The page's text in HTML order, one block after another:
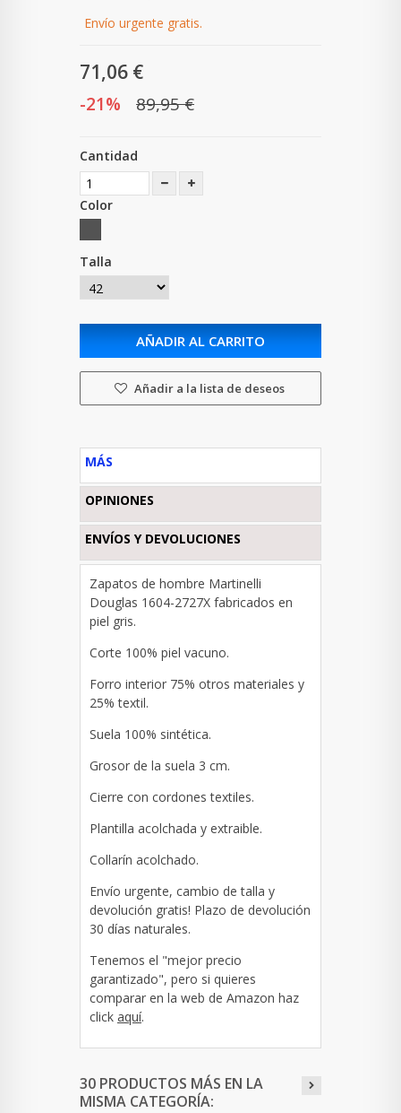
Envío urgente gratis.
71,06 €
-21% 89,95 €
Cantidad
Color
Talla
AÑADIR AL CARRITO
Añadir a la lista de deseos
MÁS
OPINIONES
ENVÍOS Y DEVOLUCIONES
Zapatos de hombre Martinelli
Douglas 1604-2727X fabricados en
piel gris.
Corte 100% piel vacuno.
Forro interior 75% otros materiales y
25% textil.
Suela 100% sintética.
Grosor de la suela 3 cm.
Cierre con cordones textiles.
Plantilla acolchada y extraible.
Collarín acolchado.
Envío urgente, cambio de talla y
devolución gratis! Plazo de devolución
30 días naturales.
Tenemos el "mejor precio
garantizado", pero si quieres
comparar en la web de Amazon haz
click aquí.
30 PRODUCTOS MÁS EN LA
MISMA CATEGORÍA: